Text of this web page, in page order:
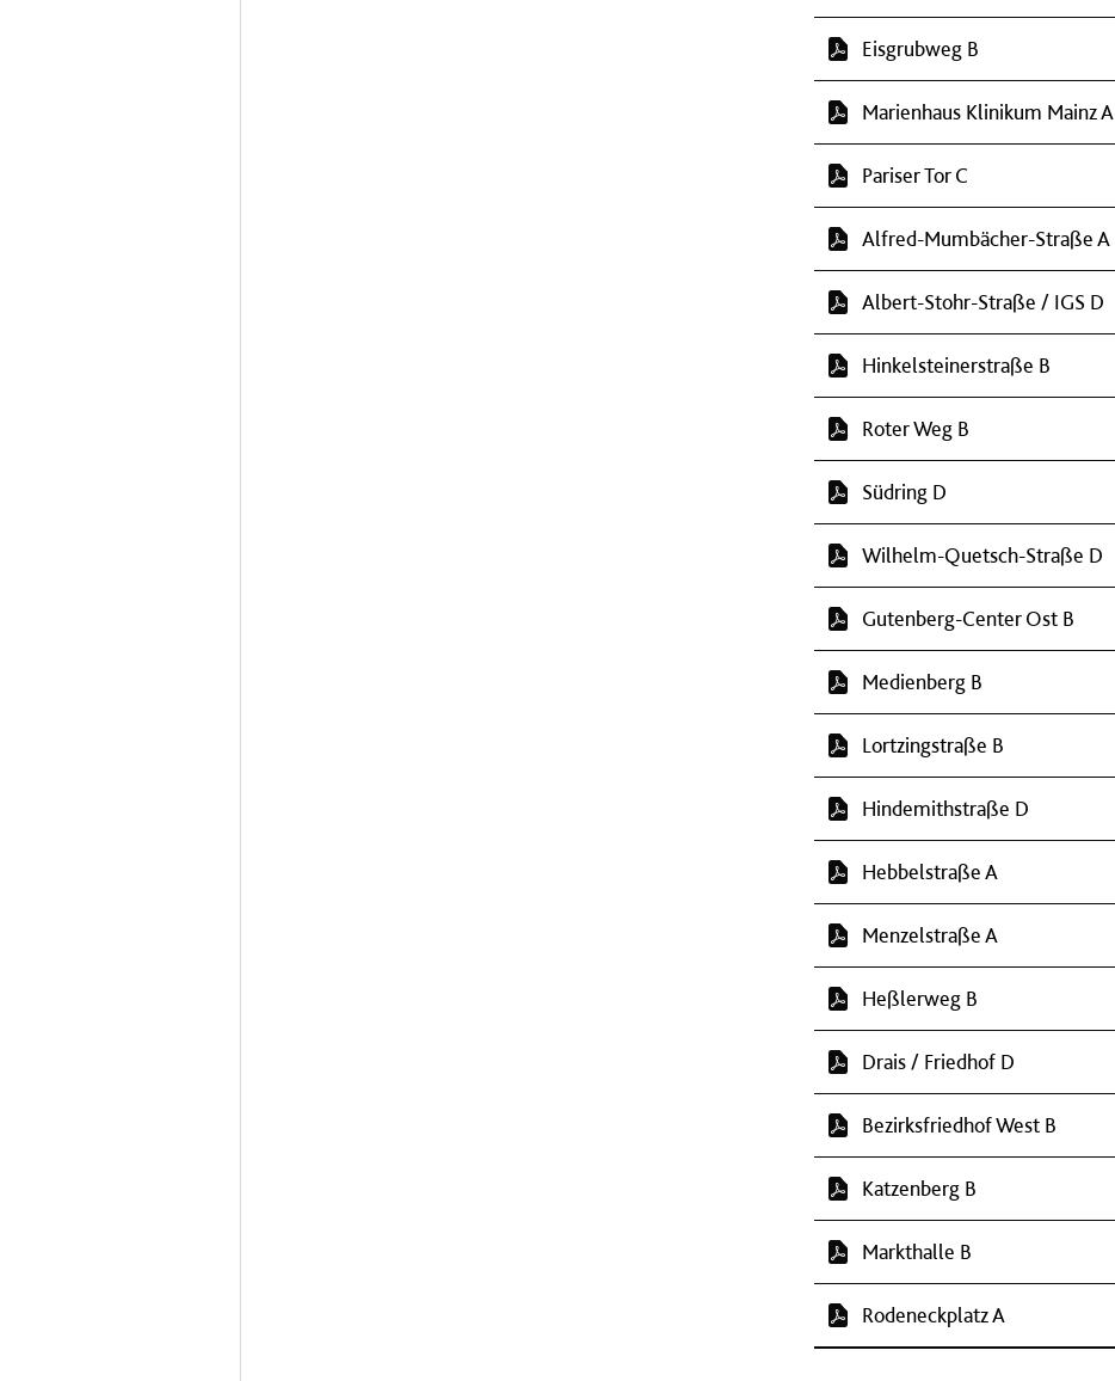
Eisgrubweg B
Marienhaus Klinikum Mainz A
Pariser Tor C
Alfred-Mumbächer-Straße A
Albert-Stohr-Straße / IGS D
Hinkelsteinerstraße B
Roter Weg B
Südring D
Wilhelm-Quetsch-Straße D
Gutenberg-Center Ost B
Medienberg B
Lortzingstraße B
Hindemithstraße D
Hebbelstraße A
Menzelstraße A
Heßlerweg B
Drais / Friedhof D
Bezirksfriedhof West B
Katzenberg B
Markthalle B
Rodeneckplatz A